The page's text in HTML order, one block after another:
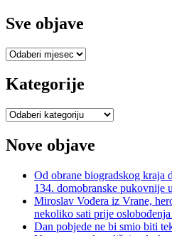
Sve objave
Sve
Kategorije
Kategorije
Nove objave
Od obrane biogradskog kraja
134. domobranske pukovnije
Miroslav Vođera iz Vrane,
nekoliko sati prije
Dan pobjede ne bi smio biti